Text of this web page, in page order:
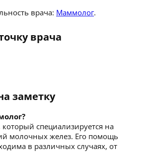
врача: Маммолог.
врача
заметку
специализируется на
молочных желез. Его помощь
в различных случаях, от